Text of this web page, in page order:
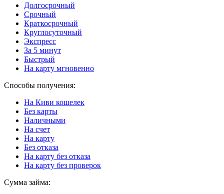
Долгосрочный
Срочный
Краткосрочный
Круглосуточный
Экспресс
За 5 минут
Быстрый
На карту мгновенно
Способы получения:
На Киви кошелек
Без карты
Наличными
На счет
На карту
Без отказа
На карту без отказа
На карту без проверок
Сумма займа: